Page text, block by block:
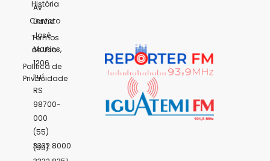
Av.
David
José
Martins,
1206
Ijuí,
RS
98700-
000
(55)
3332.8000
(55)
História
Contato
Termos
de Uso
Política de
Privacidade